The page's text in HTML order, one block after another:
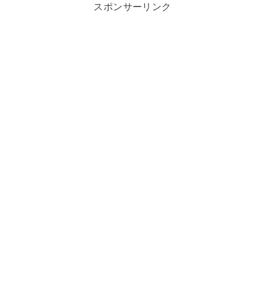
スポンサーリンク